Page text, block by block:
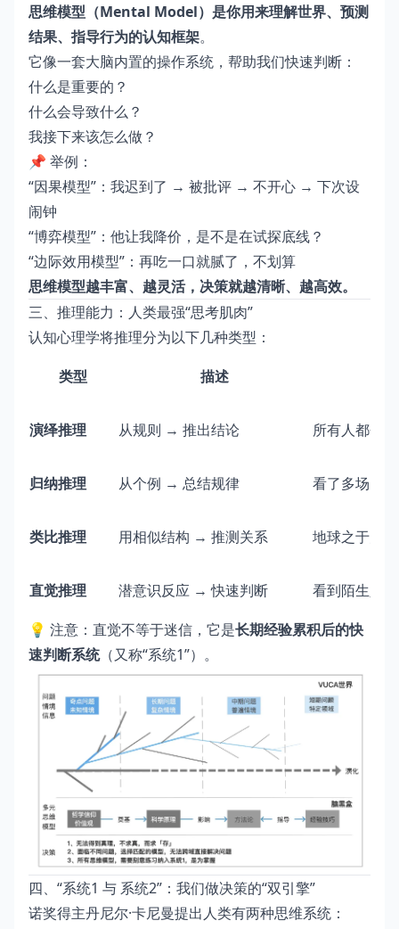
思维模型（Mental Model）是你用来理解世界、预测
结果、指导行为的认知框架。
它像一套大脑内置的操作系统，帮助我们快速判断：
什么是重要的？
什么会导致什么？
我接下来该怎么做？
📌 举例：
“因果模型”：我迟到了 → 被批评 → 不开心 → 下次设
闹钟
“博弈模型”：他让我降价，是不是在试探底线？
“边际效用模型”：再吃一口就腻了，不划算
思维模型越丰富、越灵活，决策就越清晰、越高效。
三、推理能力：人类最强“思考肌肉”
认知心理学将推理分为以下几种类型：
类型
描述
演绎推理 从规则 → 推出结论 所有人都会
归纳推理 从个例 → 总结规律 看了多场
类比推理 用相似结构 → 推测关系 地球之于太
直觉推理 潜意识反应 → 快速判断
看到陌生人
💡 注意：直觉不等于迷信，它是长期经验累积后的快
速判断系统（又称“系统1”）。
四、“系统1 与 系统2”：我们做决策的“双引擎”
诺奖得主丹尼尔·卡尼曼提出人类有两种思维系统：